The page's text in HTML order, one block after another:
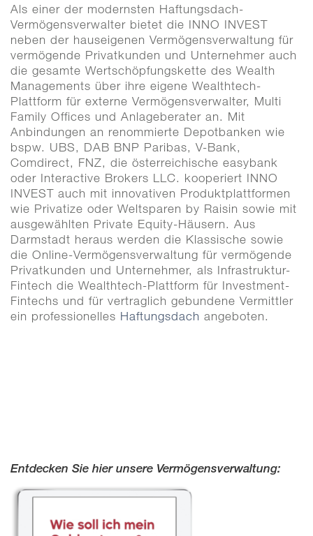
Als einer der modernsten Haftungsdach-
Vermögensverwalter bietet die INNO INVEST
neben der hauseigenen Vermögensverwaltung für
vermögende Privatkunden und Unternehmer auch
die gesamte Wertschöpfungskette des Wealth
Managements über ihre eigene Wealthtech-
Plattform für externe Vermögensverwalter, Multi
Family Offices und Anlageberater an. Mit
Anbindungen an renommierte Depotbanken wie
bspw. UBS, DAB BNP Paribas, V-Bank,
Comdirect, FNZ, die österreichische easybank
oder Interactive Brokers LLC. kooperiert INNO
INVEST auch mit innovativen Produktplattformen
wie Privatize oder Weltsparen by Raisin sowie mit
ausgewählten Private Equity-Häusern. Aus
Darmstadt heraus werden die Klassische sowie
die Online-Vermögensverwaltung für vermögende
Privatkunden und Unternehmer, als Infrastruktur-
Fintech die Wealthtech-Plattform für Investment-
Fintechs und für vertraglich gebundene Vermittler
ein professionelles Haftungsdach angeboten.
Entdecken Sie hier unsere Vermögensverwaltung: